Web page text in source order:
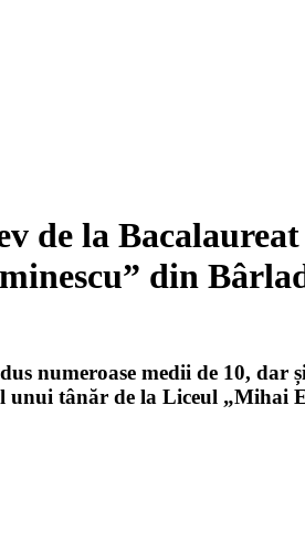
de la
din
numeroase medii de 10, dar
unui tânăr de la Liceul „Mihai